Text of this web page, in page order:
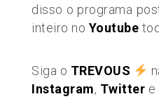
disso o programa
inteiro no Youtube
Siga o TREVOUS
Instagram, Twitter e